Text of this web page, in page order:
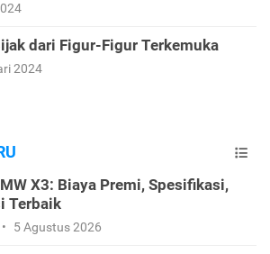
dari Figur-Figur Terkemuka
2024
X3: Biaya Premi, Spesifikasi,
Terbaik
• 5 Agustus 2026